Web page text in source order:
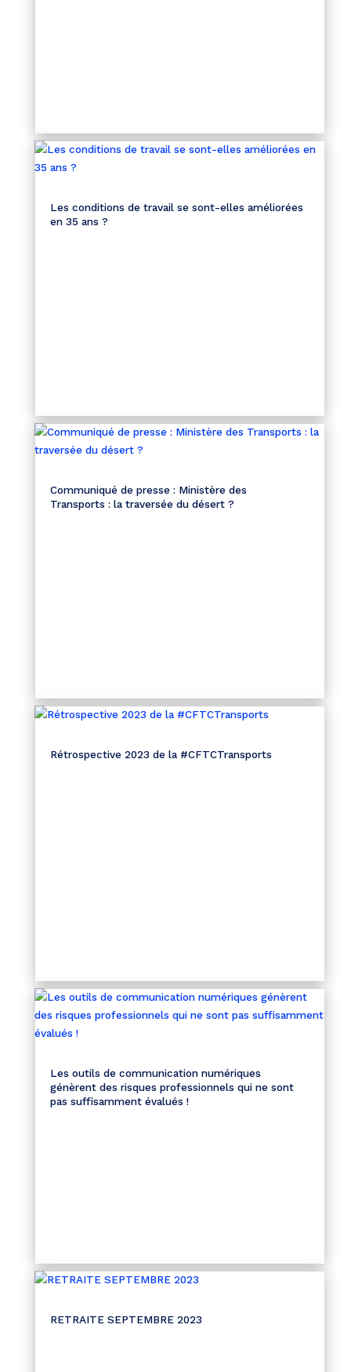
Les conditions de travail se sont-elles améliorées
en 35 ans ?
Communiqué de presse : Ministère des
Transports : la traversée du désert ?
Rétrospective 2023 de la #CFTCTransports
Les outils de communication numériques
génèrent des risques professionnels qui ne sont
pas suffisamment évalués !
RETRAITE SEPTEMBRE 2023